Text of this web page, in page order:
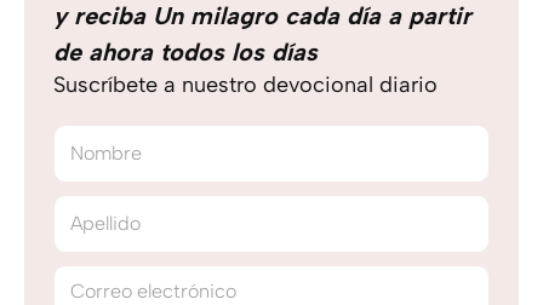
y reciba Un milagro cada día a partir
de ahora todos los días
Suscríbete a nuestro devocional diario
Nombre
Apellido
Correo electrónico